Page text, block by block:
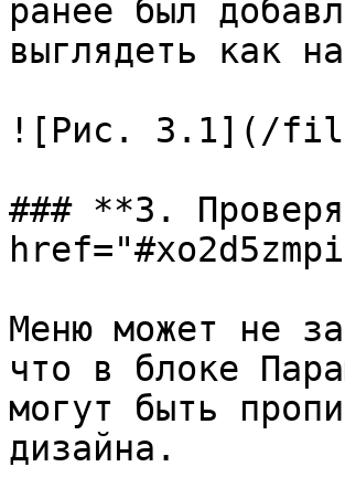
ранее был
выглядеть как
![Рис. 3.1](/
### **3.
Меню может не
что в блоке
могут быть
дизайна.